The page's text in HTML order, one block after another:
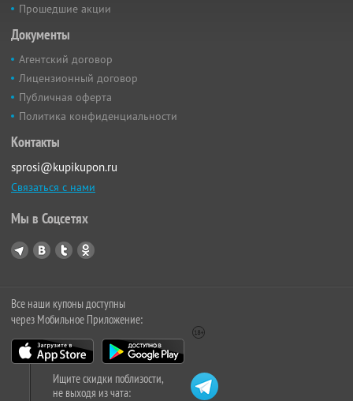
Прошедшие акции
Документы
Агентский договор
Лицензионный договор
Публичная оферта
Политика конфиденциальности
Контакты
sprosi@kupikupon.ru
Связаться с нами
Мы в Соцсетях
Все наши купоны доступны
через Мобильное Приложение:
Ищите скидки поблизости,
не выходя из чата: